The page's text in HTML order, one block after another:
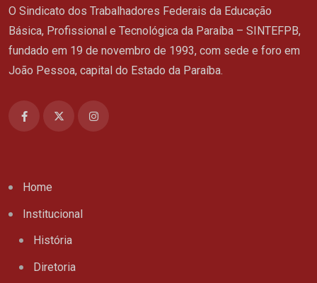
O Sindicato dos Trabalhadores Federais da Educação
Básica, Profissional e Tecnológica da Paraíba – SINTEFPB,
fundado em 19 de novembro de 1993, com sede e foro em
João Pessoa, capital do Estado da Paraíba.
Home
Institucional
História
Diretoria